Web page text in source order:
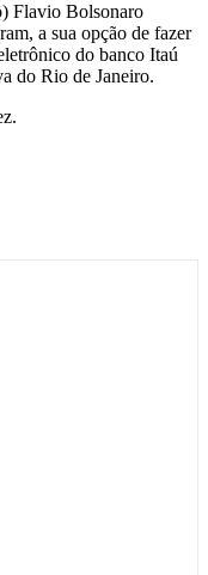
Flavio Bolsonaro
a sua opção de fazer
do banco Itaú
do Rio de Janeiro.